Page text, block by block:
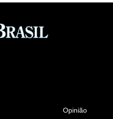
Opinião